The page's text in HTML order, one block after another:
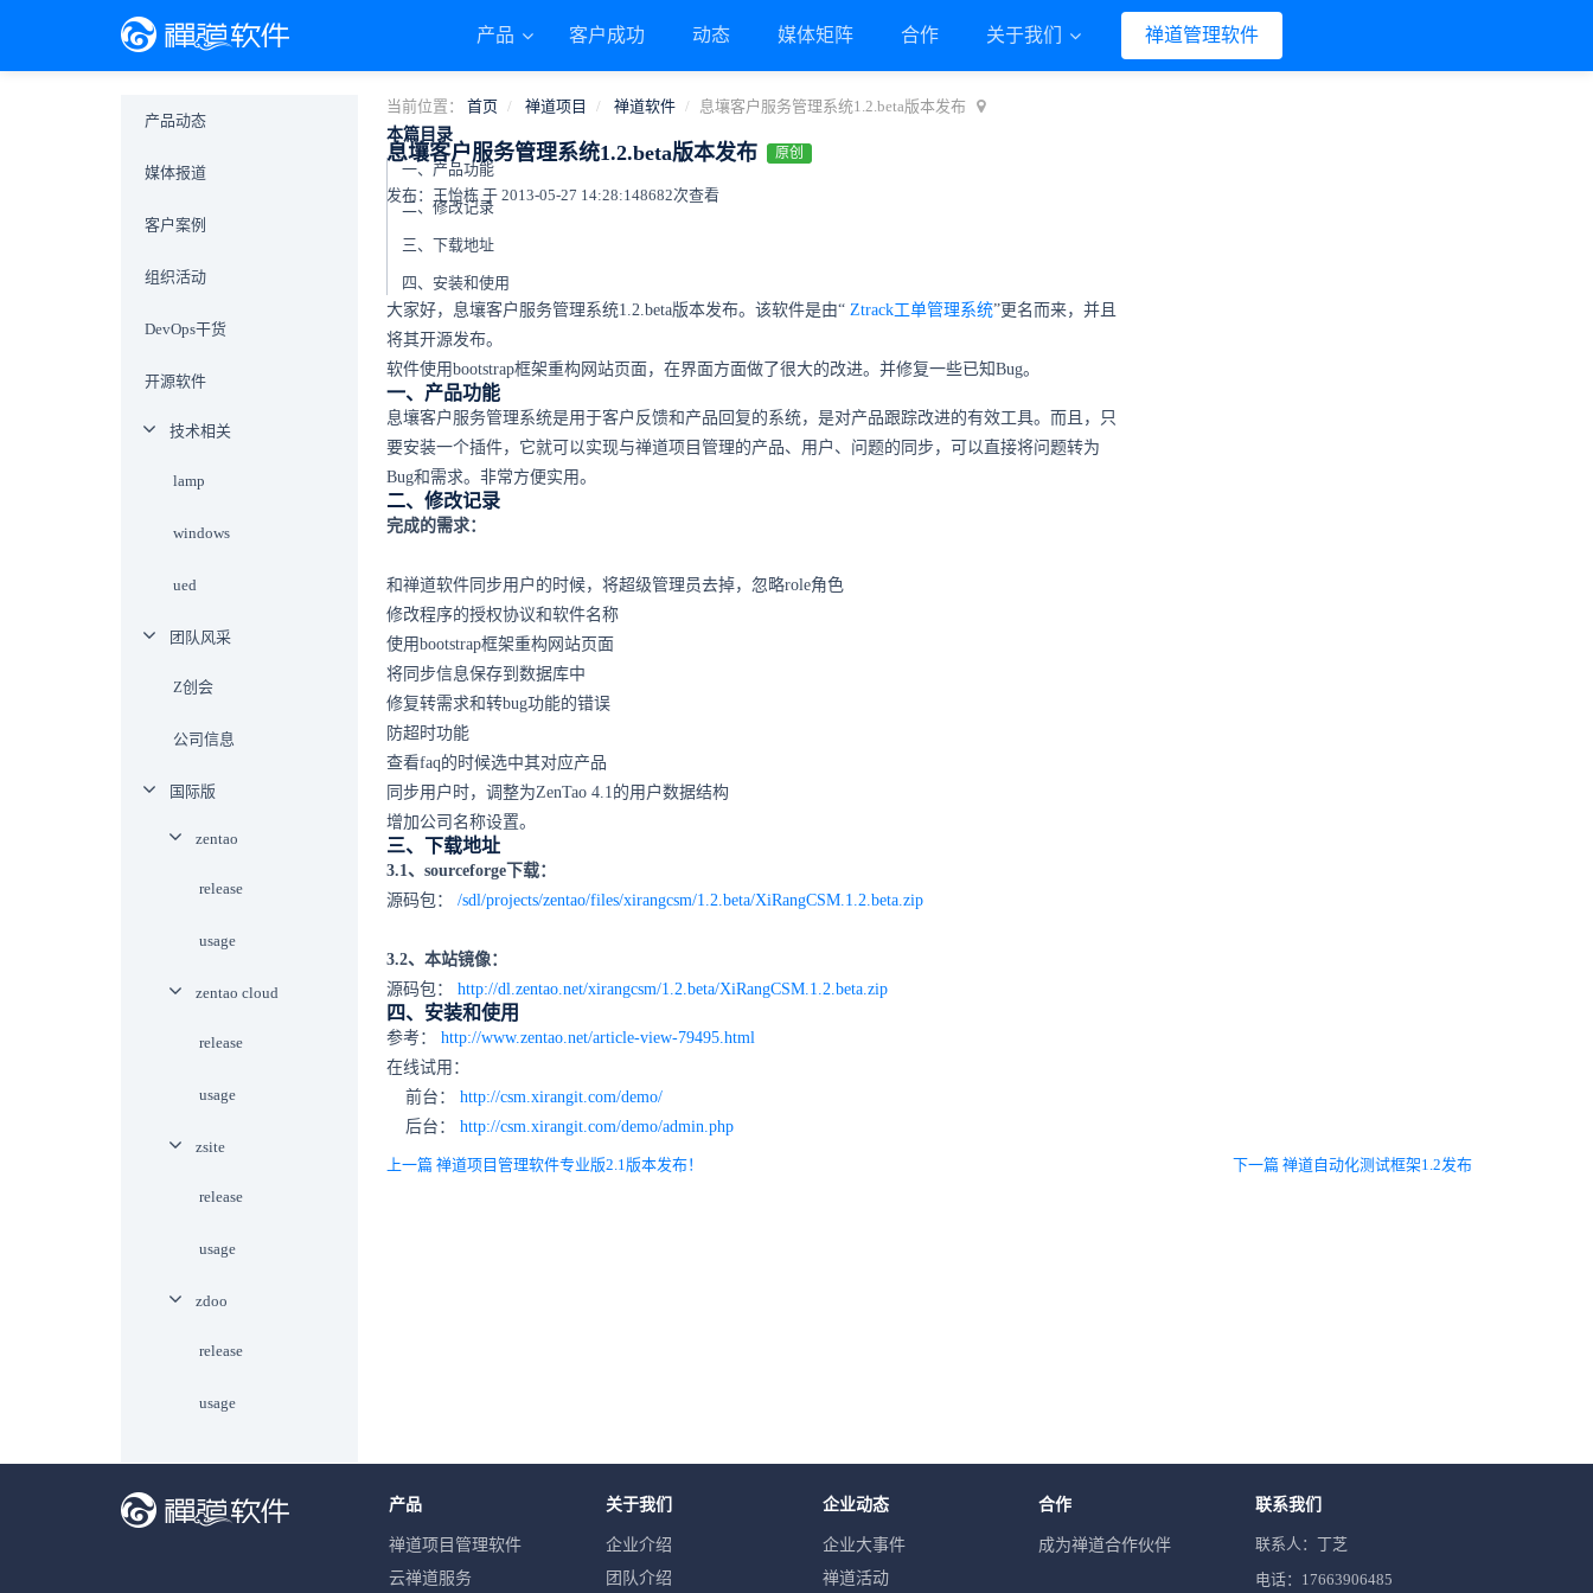
产品 客户成功 动态 媒体矩阵 合作 关于我们 禅道管理软件
当前位置： 首页 禅道项目 禅道软件 息壤客户服务管理系统1.2.beta版本发布
息壤客户服务管理系统1.2.beta版本发布 原创
发布：王怡栋 于 2013-05-27 14:28:148682次查看
本篇目录
一、产品功能
二、修改记录
三、下载地址
四、安装和使用
大家好，息壤客户服务管理系统1.2.beta版本发布。该软件是由“ Ztrack工单管理系统”更名而来，并且
将其开源发布。
软件使用bootstrap框架重构网站页面，在界面方面做了很大的改进。并修复一些已知Bug。
一、产品功能
息壤客户服务管理系统是用于客户反馈和产品回复的系统，是对产品跟踪改进的有效工具。而且，只
要安装一个插件，它就可以实现与禅道项目管理的产品、用户、问题的同步，可以直接将问题转为
Bug和需求。非常方便实用。
二、修改记录
完成的需求：
和禅道软件同步用户的时候，将超级管理员去掉，忽略role角色
修改程序的授权协议和软件名称
使用bootstrap框架重构网站页面
将同步信息保存到数据库中
修复转需求和转bug功能的错误
防超时功能
查看faq的时候选中其对应产品
同步用户时，调整为ZenTao 4.1的用户数据结构
增加公司名称设置。
三、下载地址
3.1、sourceforge下载：
源码包： /sdl/projects/zentao/files/xirangcsm/1.2.beta/XiRangCSM.1.2.beta.zip
3.2、本站镜像：
源码包： http://dl.zentao.net/xirangcsm/1.2.beta/XiRangCSM.1.2.beta.zip
四、安装和使用
参考： http://www.zentao.net/article-view-79495.html
在线试用：
前台： http://csm.xirangit.com/demo/
后台： http://csm.xirangit.com/demo/admin.php
上一篇 禅道项目管理软件专业版2.1版本发布！ 下一篇 禅道自动化测试框架1.2发布
产品动态
媒体报道
客户案例
组织活动
DevOps干货
开源软件
技术相关
lamp
windows
ued
团队风采
Z创会
公司信息
国际版
zentao
release
usage
zentao cloud
release
usage
zsite
release
usage
zdoo
release
usage
产品
禅道项目管理软件
云禅道服务
关于我们
企业介绍
团队介绍
企业动态
企业大事件
禅道活动
合作
成为禅道合作伙伴
联系我们
联系人：丁芝
电话：17663906485